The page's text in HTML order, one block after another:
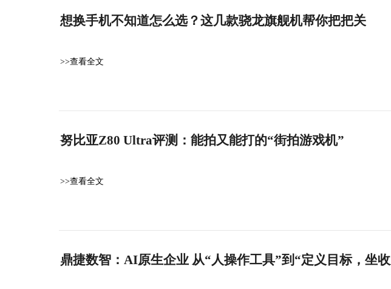
想换手机不知道怎么选？这几款骁龙旗舰机帮你把把关
>>查看全文
努比亚Z80 Ultra评测：能拍又能打的“街拍游戏机”
>>查看全文
鼎捷数智：AI原生企业 从“人操作工具”到“定义目标，坐